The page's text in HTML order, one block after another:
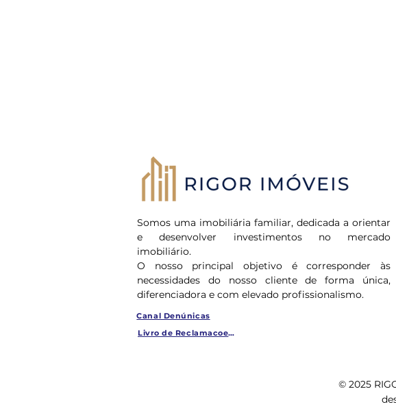
Somos uma imobiliária familiar, dedicada a orientar
e desenvolver investimentos no mercado
imobiliário.
O nosso principal objetivo é corresponder às
necessidades do nosso cliente de forma única,
diferenciadora e com elevado profissionalismo.
Canal Denúnicas
Livro de Reclamacoes Online
© 2025